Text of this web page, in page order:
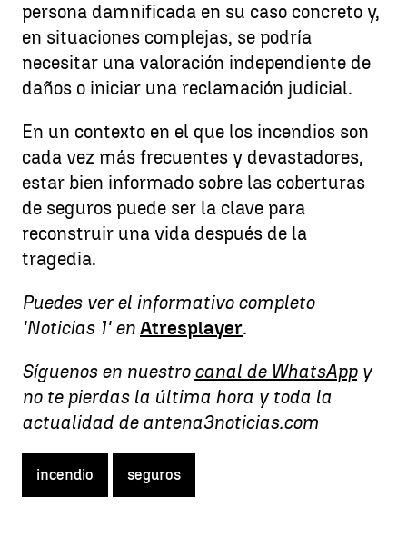
persona damnificada en su caso concreto y,
en situaciones complejas, se podría
necesitar una valoración independiente de
daños o iniciar una reclamación judicial.
En un contexto en el que los incendios son
cada vez más frecuentes y devastadores,
estar bien informado sobre las coberturas
de seguros puede ser la clave para
reconstruir una vida después de la
tragedia.
Puedes ver el informativo completo
'Noticias 1' en Atresplayer.
Síguenos en nuestro canal de WhatsAppy
no te pierdas la última hora y toda la
actualidad de antena3noticias.com
incendio seguros